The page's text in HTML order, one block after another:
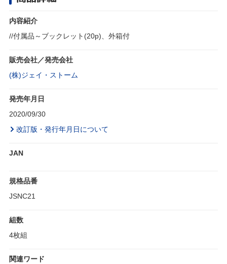
内容紹介
//付属品～ブックレット(20p)、外箱付
販売会社／発売会社
(株)ジェイ・ストーム
発売年月日
2020/09/30
改訂版・発行年月日について
JAN
規格品番
JSNC21
組数
4枚組
関連ワード